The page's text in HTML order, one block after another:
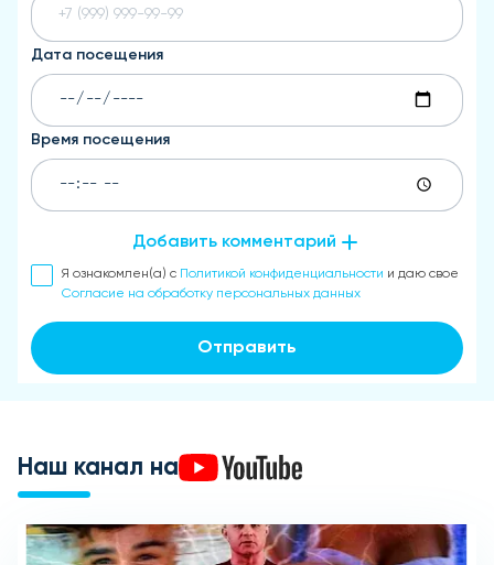
Дата посещения
Время посещения
Добавить комментарий
Я ознакомлен(а) с Политикой конфиденциальности и даю свое
Согласие на обработку персональных данных
Отправить
Наш канал на